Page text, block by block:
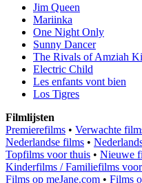
Jim Queen
Mariinka
One Night Only
Sunny Dancer
The Rivals of Amziah
Electric Child
Les enfants vont bien
Los Tigres
Filmlijsten
Premierefilms • Verwachte
Nederlandse films •
Topfilms voor thuis • Nieuwe
Kinderfilms / Familiefilms
Films op meJane.com • Films